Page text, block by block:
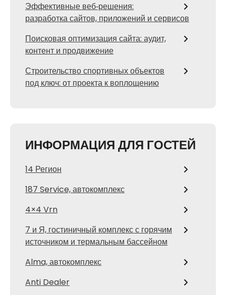
Эффективные веб‑решения:
разработка сайтов, приложений и сервисов
Поисковая оптимизация сайта: аудит,
контент и продвижение
Строительство спортивных объектов
под ключ: от проекта к воплощению
ИНФОРМАЦИЯ ДЛЯ ГОСТЕЙ
14 Регион
187 Service, автокомплекс
4×4 Vrn
7 и Я, гостиничный комплекс с горячим
источником и термальным бассейном
Alma, автокомплекс
Anti Dealer